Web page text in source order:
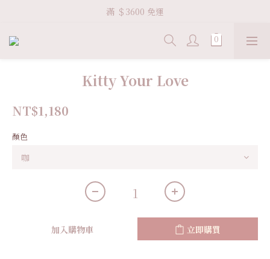
Welcome VHS.co
滿 ＄3600 免運
Welcome VHS.co
Kitty Your Love
NT$1,180
顏色
加入購物車 立即購買